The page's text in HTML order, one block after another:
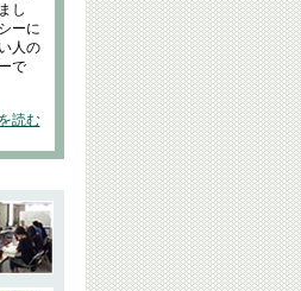
し
ーに
人の
で
読む